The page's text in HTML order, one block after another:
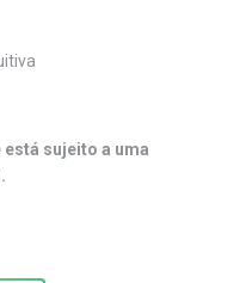
sujeito a uma